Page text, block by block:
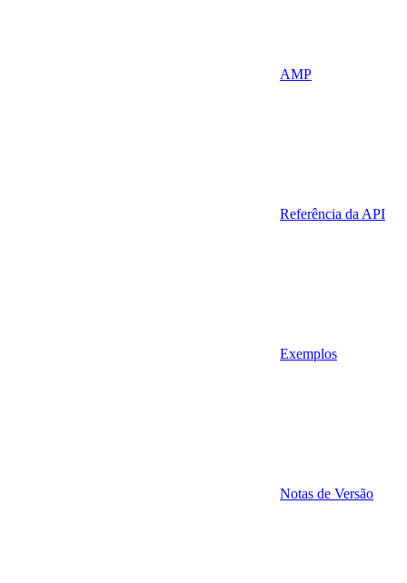
AMP
Referência da API
Exemplos
Notas de Versão